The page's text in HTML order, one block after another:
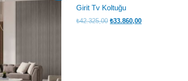
Girit Tv Koltuğu
₺42.325,00 Orijinal
₺33.860,00Şu